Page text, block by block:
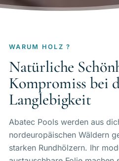
WARUM HOLZ ?
Natürliche
Kompromiss bei
Langlebigkeit
Abatec Pools werden aus
nordeuropäischen Wäldern
starken Rundhölzern. Ihr